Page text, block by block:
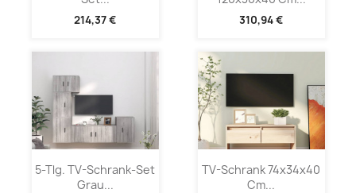
214,37 € 310,94 €
5-Tlg. TV-Schrank-Set
Grau...
TV-Schrank 74x34x40
Cm...